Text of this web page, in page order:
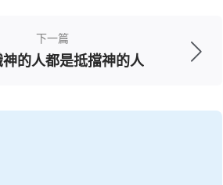
我是來在各處找與我同心之人
下一篇
的人都是抵擋神的人